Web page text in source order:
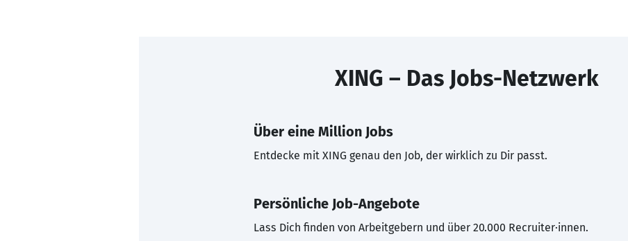
XING – Das Jobs-Netzwerk
Über eine Million Jobs
Entdecke mit XING genau den Job, der wirklich zu Dir passt.
Persönliche Job-Angebote
Lass Dich finden von Arbeitgebern und über 20.000 Recruiter·innen.